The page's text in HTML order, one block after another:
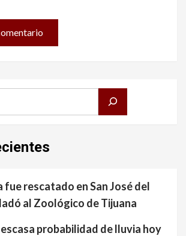
fue rescatado en San José del
al Zoológico de Tijuana
probabilidad de lluvia hoy